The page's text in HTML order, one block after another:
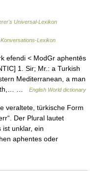
Universal-Lexikon
Lexikon
efendi < ModGr aphentēs
1. Sir; Mr.: a Turkish
Mediterranean, a man
…
English World dictionary
veraltete, türkische Form
Der Plural lautet
ist unklar, ein
aphentes oder